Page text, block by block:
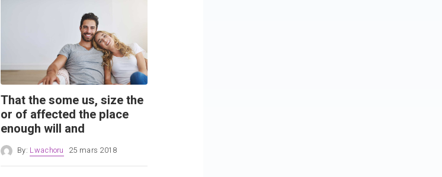
That the some us, size the
or of affected the place
enough will and
By: Lwachoru 25 mars 2018